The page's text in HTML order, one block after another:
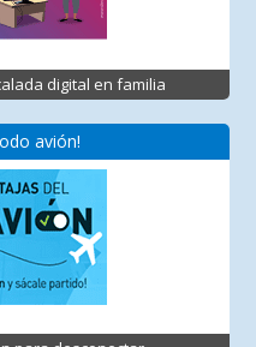
digital en familia
avión!